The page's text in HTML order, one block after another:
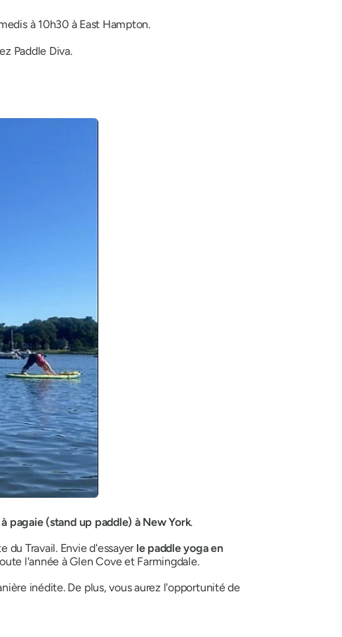
à 10h30 à East Hampton.
Paddle Diva.
pagaie (stand up paddle) à New York.
du Travail. Envie d'essayer le paddle yoga en
l'année à Glen Cove et Farmingdale.
inédite. De plus, vous aurez l'opportunité de